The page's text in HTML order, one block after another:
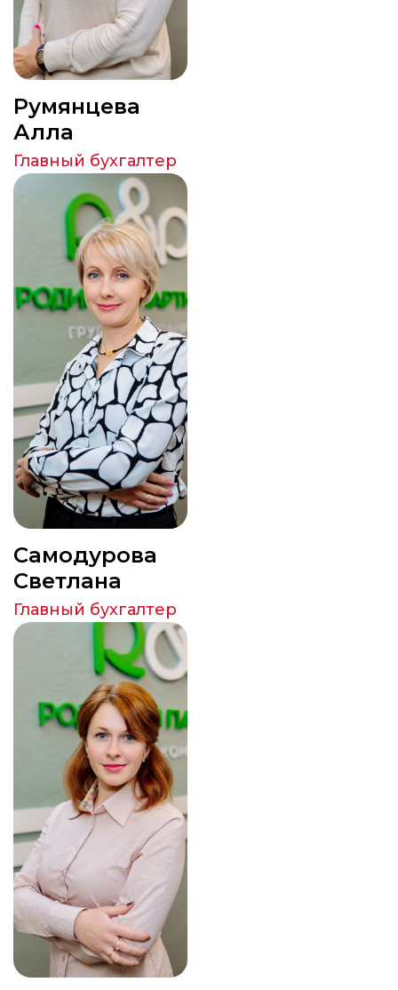
Румянцева
Алла
Главный бухгалтер
Самодурова
Светлана
Главный бухгалтер